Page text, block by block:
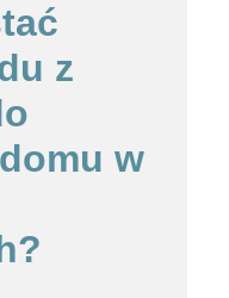
z
w